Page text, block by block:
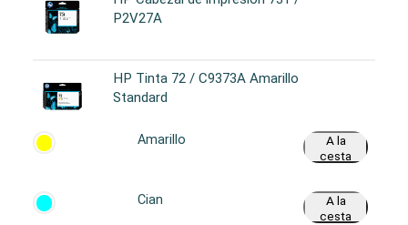
P2V27A
HP Tinta 72 / C9373A Amarillo
Standard
Amarillo
A la
cesta
Cian
A la
cesta